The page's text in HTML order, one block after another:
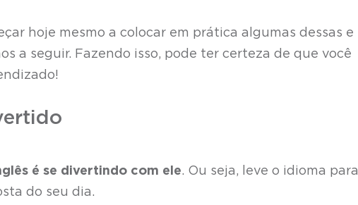
hoje mesmo a colocar em prática algumas dessas e
a seguir. Fazendo isso, pode ter certeza de que você
é se divertindo com ele. Ou seja, leve o idioma para
do seu dia.